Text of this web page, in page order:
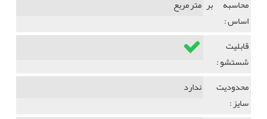
محاسبه بر
اساس :
متر مربع
قابلیت
شستشو :
محدودیت
سایز :
ندارد